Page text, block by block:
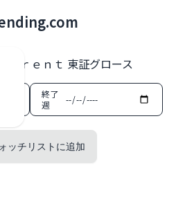
Ａｒｅｎｔ 東証グロース
終了
週
ッチリストに追加